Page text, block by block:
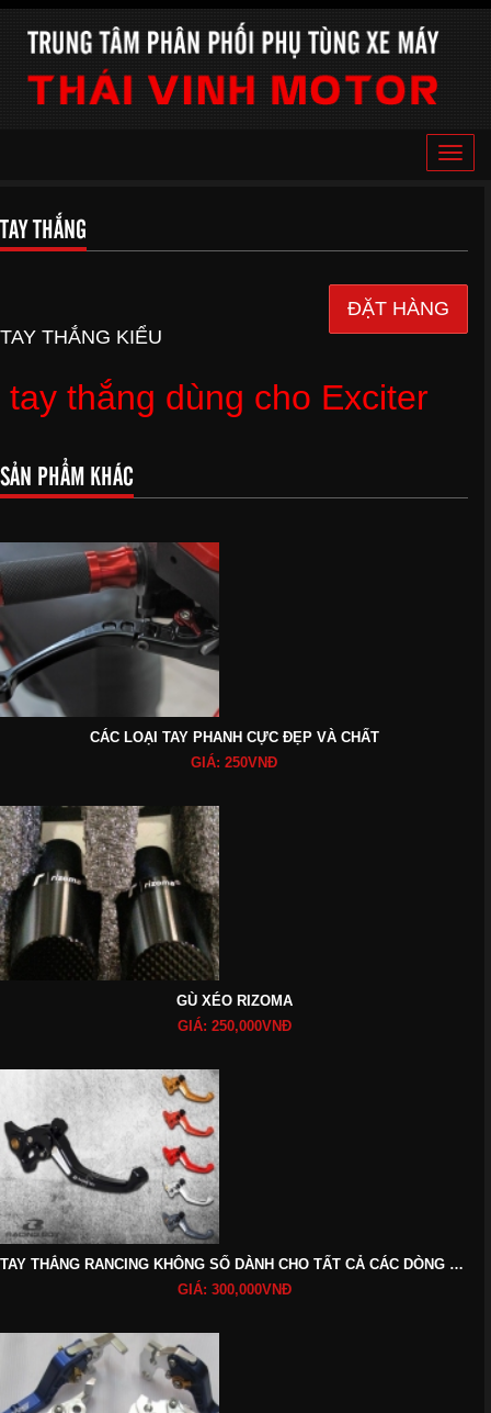
Toggle
TAY THẮNG
ĐẶT HÀNG
TAY THẮNG KIỂU
tay thắng dùng cho Exciter
SẢN PHẨM KHÁC
CÁC LOẠI TAY PHANH CỰC ĐẸP VÀ CHẤT
GIÁ: 250VNĐ
GÙ XÉO RIZOMA
GIÁ: 250,000VNĐ
TAY THẮNG RANCING KHÔNG SỐ DÀNH CHO TẤT CẢ CÁC DÒNG XE
GIÁ: 300,000VNĐ